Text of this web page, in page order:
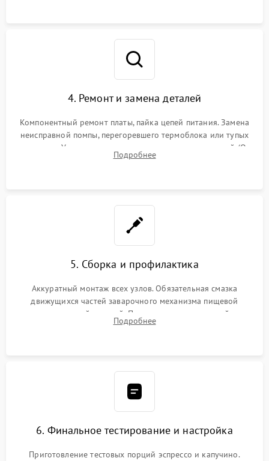
4. Ремонт и замена деталей
Компонентный ремонт платы, пайка цепей питания. Замена
неисправной помпы, перегоревшего термоблока или тупых
жерновов. Установка новых силиконовых уплотнителей (O-
ring) и тефлоновых трубок для надежного устранения
Подробнее
5. Сборка и профилактика
Аккуратный монтаж всех узлов. Обязательная смазка
движущихся частей заварочного механизма пищевой
силиконовой смазкой. Проведение программной
декальцинации и очистки системы от кофейных масел.
Подробнее
6. Финальное тестирование и настройка
Приготовление тестовых порций эспрессо и капучино.